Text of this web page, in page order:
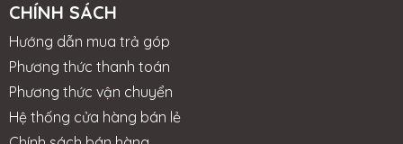
CHÍNH SÁCH
Hướng dẫn mua trả góp
Phương thức thanh toán
Phương thức vận chuyển
Hệ thống cửa hàng bán lẻ